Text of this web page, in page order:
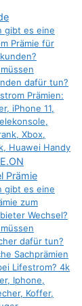
gibt es eine
Prämie für
dafür tun?
Prämien:
iPhone 11,
Xbox,
Huawei Handy
Prämie
gibt es eine
zum
Wechsel?
dafür tun?
Sachprämien
Lifestrom? 4k
Iphone,
Koffer,